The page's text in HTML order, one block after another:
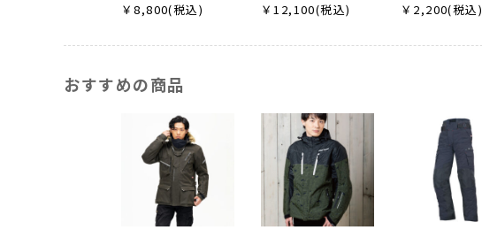
￥8,800(税込) ￥12,100(税込) ￥2,200(税込)
おすすめの商品